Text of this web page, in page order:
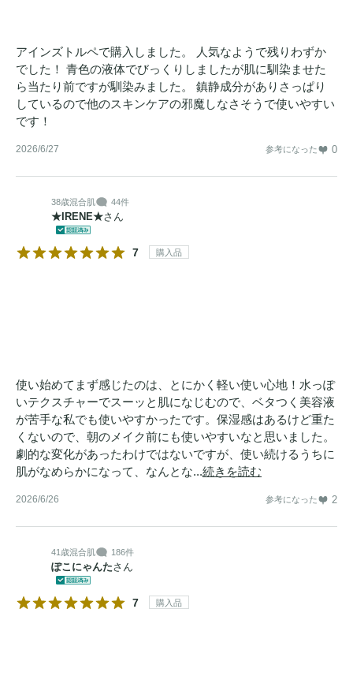
アインズトルペで購入しました。 人気なようで残りわずか
でした！ 青色の液体でびっくりしましたが肌に馴染ませた
ら当たり前ですが馴染みました。 鎮静成分がありさっぱり
しているので他のスキンケアの邪魔しなさそうで使いやすい
です！
2026/6/27 参考になった 0
38歳混合肌 44件
★IRENE★さん
7 購入品
使い始めてまず感じたのは、とにかく軽い使い心地！水っぽ
いテクスチャーでスーッと肌になじむので、ベタつく美容液
が苦手な私でも使いやすかったです。保湿感はあるけど重た
くないので、朝のメイク前にも使いやすいなと思いました。
劇的な変化があったわけではないですが、使い続けるうちに
肌がなめらかになって、なんとな...続きを読む
2026/6/26 参考になった 2
41歳混合肌 186件
ぽこにゃんたさん
7 購入品